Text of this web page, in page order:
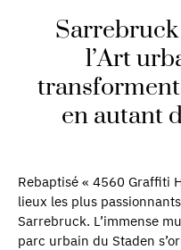
l’Art
en autant
Rebaptisé « 4560 Graffiti
lieux les plus
Sarrebruck. L’immense
parc urbain du Staden